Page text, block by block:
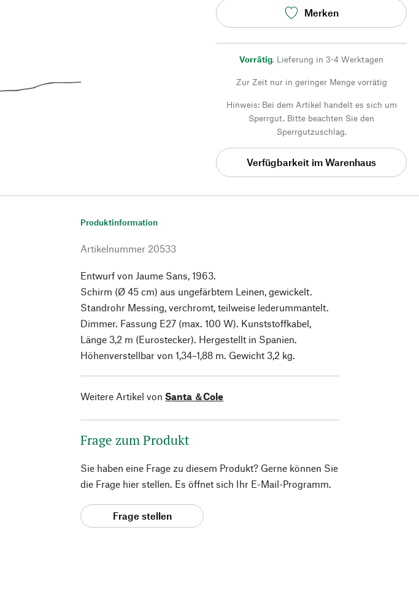
Merken
Vorrätig, Lieferung in 3-4 Werktagen
Zur Zeit nur in geringer Menge vorrätig
Hinweis: Bei dem Artikel handelt es sich um
Sperrgut. Bitte beachten Sie den
Sperrgutzuschlag.
Verfügbarkeit im Warenhaus
Produktinformation
Artikelnummer 20533
Entwurf von Jaume Sans, 1963.
Schirm (Ø 45 cm) aus ungefärbtem Leinen, gewickelt.
Standrohr Messing, verchromt, teilweise lederummantelt.
Dimmer. Fassung E27 (max. 100 W). Kunststoffkabel,
Länge 3,2 m (Eurostecker). Hergestellt in Spanien.
Höhenverstellbar von 1,34–1,88 m. Gewicht 3,2 kg.
Weitere Artikel von Santa ＆Cole
Frage zum Produkt
Sie haben eine Frage zu diesem Produkt? Gerne können Sie
die Frage hier stellen. Es öffnet sich Ihr E-Mail-Programm.
Frage stellen